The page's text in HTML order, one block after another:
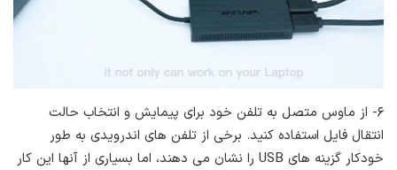
۶- از ماوس متصل به تلفن خود برای پیمایش و انتخاب حالت
انتقال فایل استفاده کنید. برخی از تلفن های اندرویدی به طور
خودکار گزینه های USB را نشان می دهند، اما بسیاری از آنها این کار